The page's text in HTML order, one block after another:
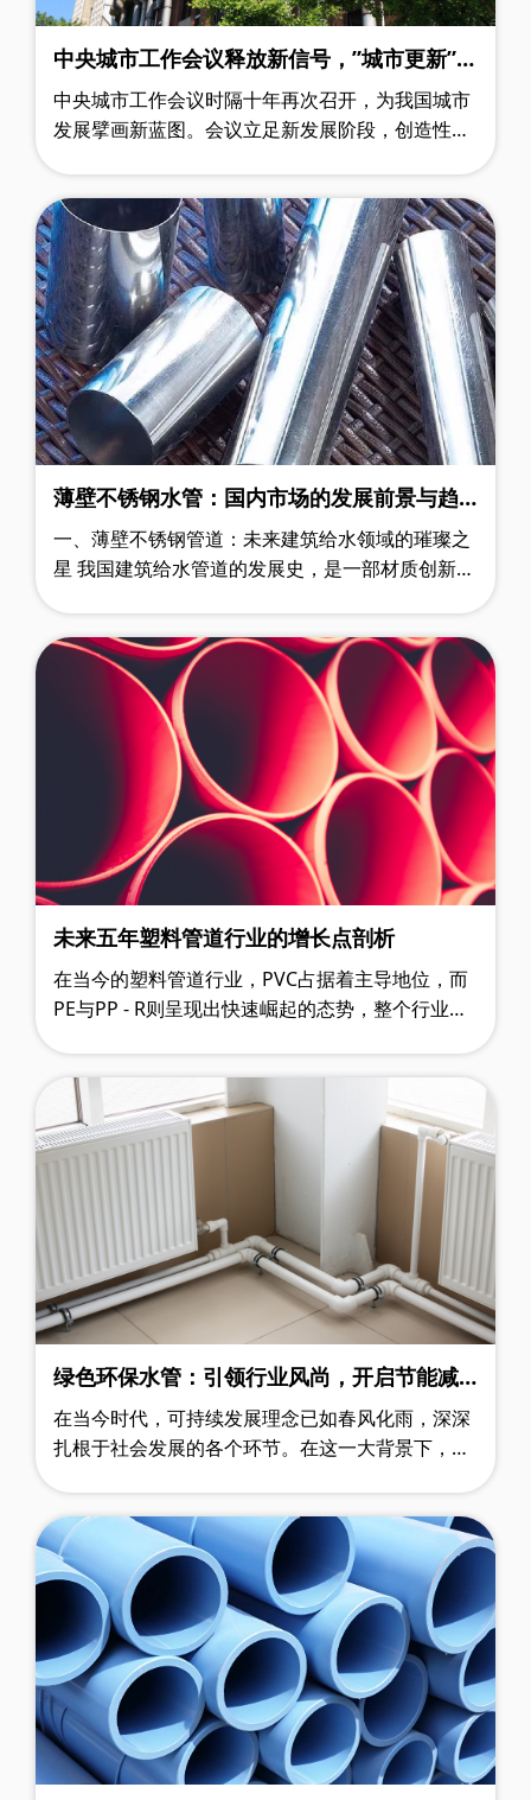
中央城市工作会议释放新信号，”城市更新”纳
入总体部署要求
中央城市工作会议时隔十年再次召开，为我国城市
发展擘画新蓝图。会议立足新发展阶段，创造性提
薄壁不锈钢水管：国内市场的发展前景与趋
一、薄壁不锈钢管道：未来建筑给水领域的璀璨之
星 我国建筑给水管道的发展史，是一部材质创新与
未来五年塑料管道行业的增长点剖析
在当今的塑料管道行业，PVC占据着主导地位，而
PE与PP - R则呈现出快速崛起的态势，整个行业在
绿色环保水管：引领行业风尚，开启节能减
耗新篇章
在当今时代，可持续发展理念已如春风化雨，深深
扎根于社会发展的各个环节。在这一大背景下，绿